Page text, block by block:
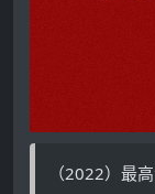
（2022）最